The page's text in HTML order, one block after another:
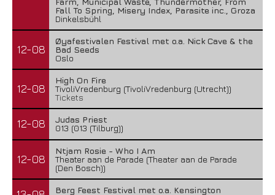
Fall To Spring, Misery Index, Parasite inc., Groza
Dinkelsbühl
12-08
Øyafestivalen Festival met o.a. Nick Cave & the
Bad Seeds
Oslo
12-08
High On Fire
TivoliVredenburg (TivoliVredenburg (Utrecht))
Tickets
12-08
Judas Priest
013 (013 (Tilburg))
12-08
Ntjam Rosie - Who I Am
Theater aan de Parade (Theater aan de Parade
(Den Bosch))
Berg Feest Festival met o.a. Kensington